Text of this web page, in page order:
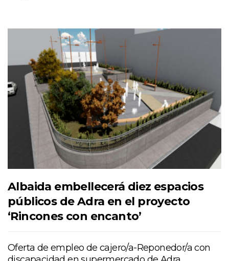
Albaida embellecerá diez espacios
públicos de Adra en el proyecto
‘Rincones con encanto’
Oferta de empleo de cajero/a-Reponedor/a con